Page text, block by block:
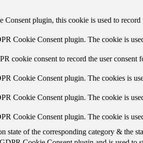
Consent plugin, this cookie is used to
Cookie Consent plugin. The cookie is
cookie consent to record the user
Cookie Consent plugin. The cookies is
Cookie Consent plugin. The cookie is
Cookie Consent plugin. The cookie is
state of the corresponding category &